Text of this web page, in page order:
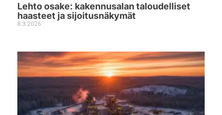
Lehto osake: kakennusalan taloudelliset
haasteet ja sijoitusnäkymät
8.3.2026